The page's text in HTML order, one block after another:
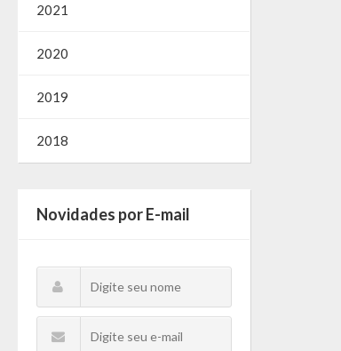
2021
2020
2019
2018
Novidades por E-mail